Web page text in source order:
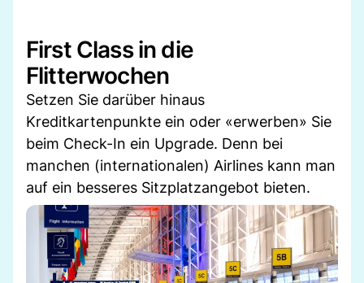
First Class in die
Flitterwochen
Setzen Sie darüber hinaus
Kreditkartenpunkte ein oder «erwerben» Sie
beim Check-In ein Upgrade. Denn bei
manchen (internationalen) Airlines kann man
auf ein besseres Sitzplatzangebot bieten.